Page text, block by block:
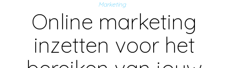
Marketing
Online marketing
inzetten voor het